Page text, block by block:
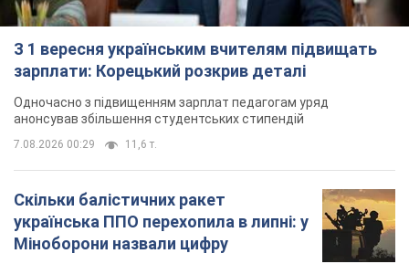
З 1 вересня українським вчителям підвищать
зарплати: Корецький розкрив деталі
Одночасно з підвищенням зарплат педагогам уряд
анонсував збільшення студентських стипендій
7.08.2026 00:29 11,6 т.
Скільки балістичних ракет
українська ППО перехопила в липні: у
Міноборони назвали цифру